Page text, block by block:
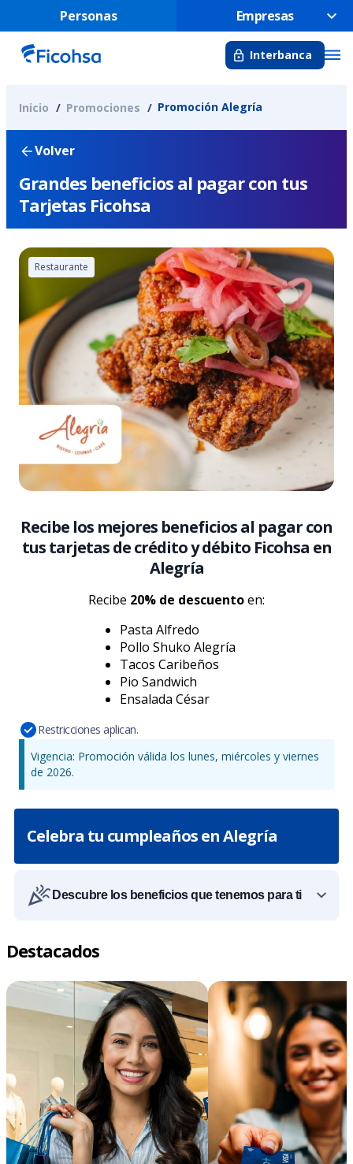
Personas Empresas
Interbanca
Inicio Promociones Promoción Alegría
Volver
Grandes beneficios al pagar con tus
Tarjetas Ficohsa
Restaurante
Recibe los mejores beneficios al pagar con
tus tarjetas de crédito y débito Ficohsa en
Alegría
Recibe 20% de descuentoen:
Pasta Alfredo
Pollo Shuko Alegría
Tacos Caribeños
Pio Sandwich
Ensalada César
Restricciones aplican.
Vigencia: Promoción válida los lunes, miércoles y viernes
de 2026.
Celebra tu cumpleaños en Alegría
Descubre los beneficios que tenemos para ti
Destacados